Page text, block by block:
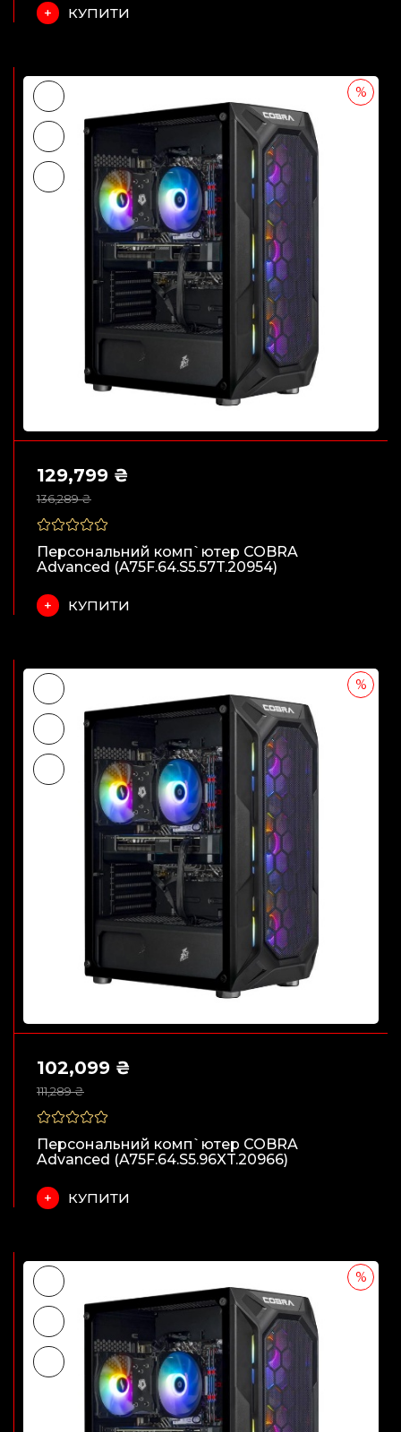
КУПИТИ
136,289 ₴
129,799 ₴
Персональний комп`ютер COBRA
Advanced (A75F.64.S5.57T.20954)
КУПИТИ
111,289 ₴
102,099 ₴
Персональний комп`ютер COBRA
Advanced (A75F.64.S5.96XT.20966)
КУПИТИ